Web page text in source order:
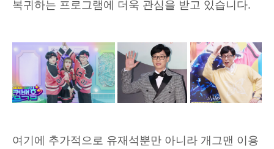
복귀하는 프로그램에 더욱 관심을 받고 있습니다.
여기에 추가적으로 유재석뿐만 아니라 개그맨 이용